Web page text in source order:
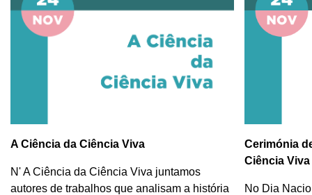
A Ciência da Ciência Viva
N' A Ciência da Ciência Viva juntamos
autores de trabalhos que analisam a história
Cerimónia
Ciência Viva
No Dia